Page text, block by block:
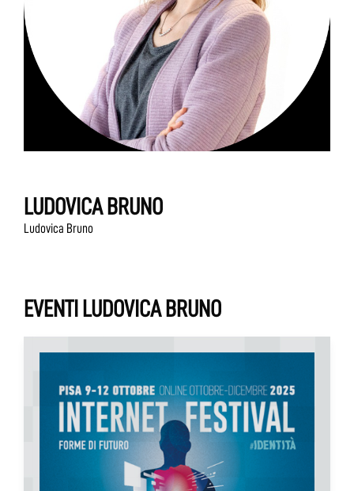
LUDOVICA BRUNO
Ludovica Bruno
EVENTI LUDOVICA BRUNO